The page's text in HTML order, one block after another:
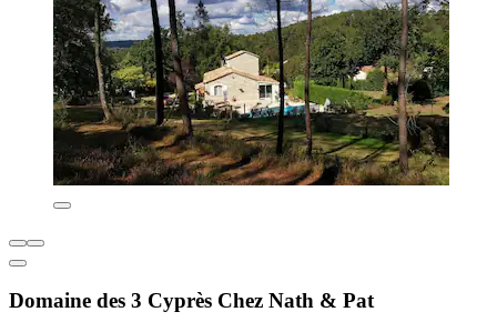
Domaine des 3 Cyprès Chez Nath & Pat